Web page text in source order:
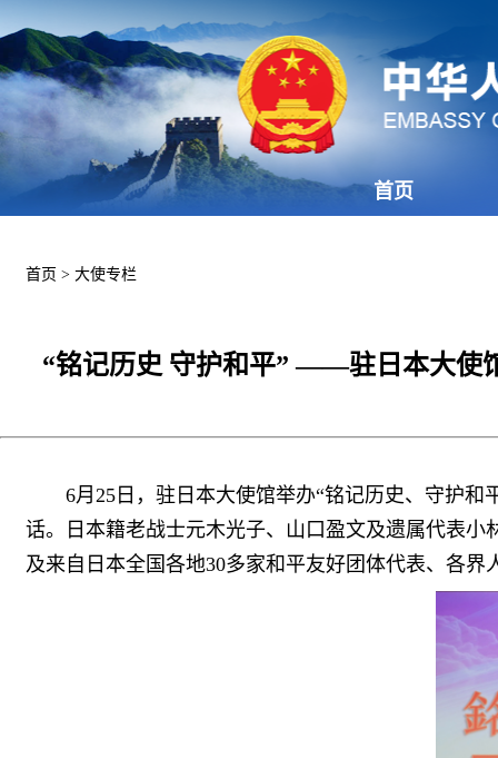
首页
首页 > 大使专栏
“铭记历史 守护和平” ——驻日本大使
6月25日，驻日本大使馆举办“铭记历史、守护
话。日本籍老战士元木光子、山口盈文及遗属代表
及来自日本全国各地30多家和平友好团体代表、各